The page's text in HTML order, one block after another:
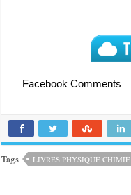
Facebook Comments
Tags LIVRES PHYSIQUE CHIMIE